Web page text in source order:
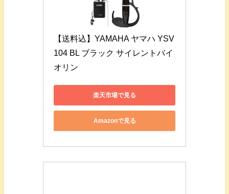
【送料込】YAMAHA ヤマハ YSV
104 BL ブラック サイレントバイ
オリン
楽天市場で見る
Amazonで見る